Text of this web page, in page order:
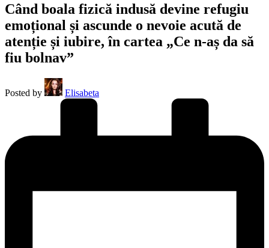
Când boala fizică indusă devine refugiu
emoțional și ascunde o nevoie acută de
atenție și iubire, în cartea „Ce n-aș da să
fiu bolnav”
Posted by Elisabeta